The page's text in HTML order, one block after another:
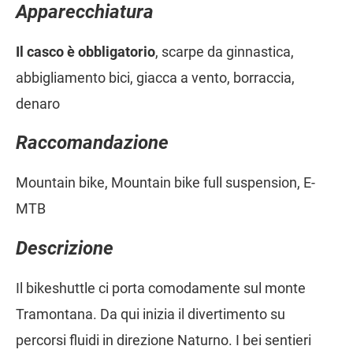
Apparecchiatura
Il casco è obbligatorio, scarpe da ginnastica,
abbigliamento bici, giacca a vento, borraccia,
denaro
Raccomandazione
Mountain bike, Mountain bike full suspension, E-
MTB
Descrizione
Il bikeshuttle ci porta comodamente sul monte
Tramontana. Da qui inizia il divertimento su
percorsi fluidi in direzione Naturno. I bei sentieri